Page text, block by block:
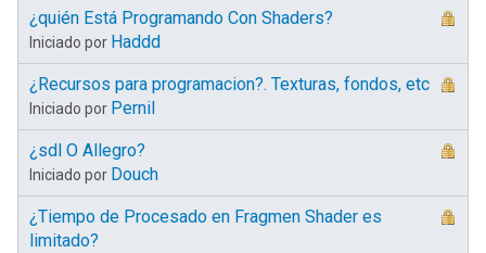
¿quién Está Programando Con Shaders?
Iniciado por Haddd
¿Recursos para programacion?. Texturas, fondos, etc
Iniciado por Pernil
¿sdl O Allegro?
Iniciado por Douch
¿Tiempo de Procesado en Fragmen Shader es
limitado?